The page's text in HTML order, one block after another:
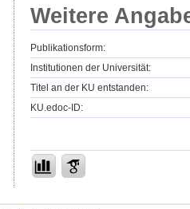
Weitere
Publikationsform:
Institutionen der Universität:
Titel an der KU entstanden:
KU.edoc-ID: